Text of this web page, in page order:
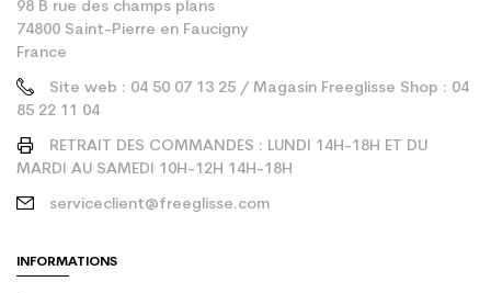
98 B rue des champs plans
74800 Saint-Pierre en Faucigny
France
Site web : 04 50 07 13 25 / Magasin Freeglisse Shop : 04
85 22 11 04
RETRAIT DES COMMANDES : LUNDI 14H-18H ET DU
MARDI AU SAMEDI 10H-12H 14H-18H
serviceclient@freeglisse.com
INFORMATIONS